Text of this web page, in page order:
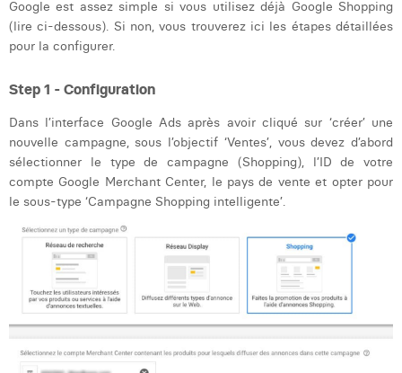
Manon Houppertz
Margaux Marien
Margaux Snakkers
Mathias Segers
Matthias Langenaeker
Ninon Chevalier
Olivia Lohest
Pieter Maesmans
Sebastiaan Reeskamp
Sven Bosschem
Google est assez simple si vous utilisez déjà Google Shopping
(lire ci-dessous). Si non, vous trouverez ici les étapes détaillées
pour la configurer.
Step 1 - Configuration
Dans l’interface Google Ads après avoir cliqué sur ‘créer’ une
nouvelle campagne, sous l’objectif ‘Ventes’, vous devez d’abord
sélectionner le type de campagne (Shopping), l’ID de votre
compte Google Merchant Center, le pays de vente et opter pour
le sous-type ‘Campagne Shopping intelligente’.